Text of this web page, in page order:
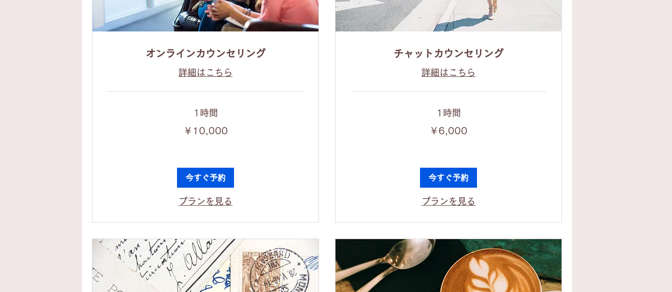
オンラインカウンセリング
詳細はこちら
1時間
￥10,000
今すぐ予約
プランを見る
チャットカウンセリング
詳細はこちら
1時間
￥6,000
今すぐ予約
プランを見る